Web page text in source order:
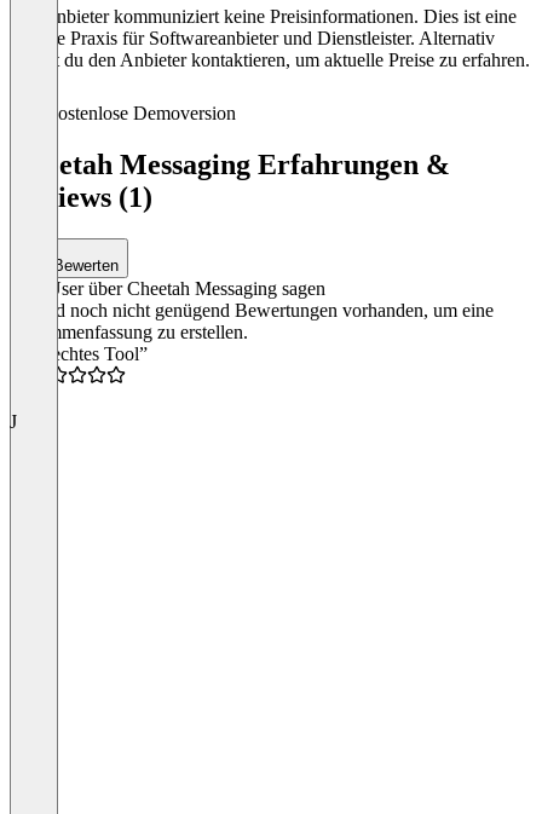
Der Anbieter kommuniziert keine Preisinformationen. Dies ist eine
übliche Praxis für Softwareanbieter und Dienstleister. Alternativ
kannst du den Anbieter kontaktieren, um aktuelle Preise zu erfahren.
Kostenlose Demoversion
Cheetah Messaging Erfahrungen &
Reviews (1)
Bewerten
Was User über Cheetah Messaging sagen
Es sind noch nicht genügend Bewertungen vorhanden, um eine
Zusammenfassung zu erstellen.
“Schlechtes Tool”
J